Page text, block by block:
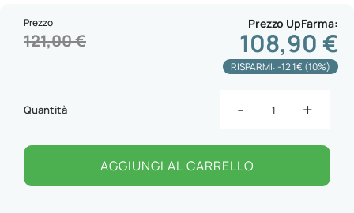
Prezzo UpFarma
108,90 €
Prezzo
121,00 €
RISPARMI: -12.1€ (10%)
Quantità - +
AGGIUNGI AL CARRELLO